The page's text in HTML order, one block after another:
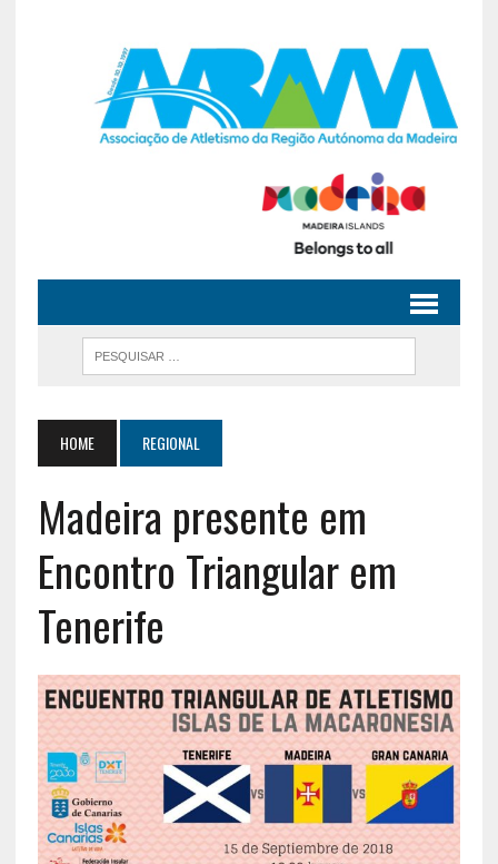
HOME REGIONAL
Madeira presente em
Encontro Triangular em
Tenerife